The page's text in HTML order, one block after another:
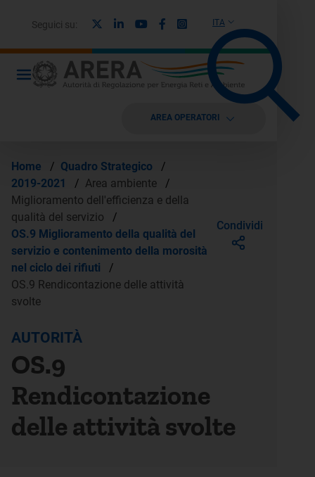
ITA
Seguici su: LinkedinYoutubeFacebook
Instagram
AREA OPERATORI
Home / Quadro Strategico
/
2019-2021
/ Area ambiente
/
Miglioramento dell'efficienza e della
qualità del servizio
/
OS.9 Miglioramento della qualità del
servizio e contenimento della morosità
nel ciclo dei rifiuti
/
OS.9 Rendicontazione delle attività
svolte
Condividi
AUTORITÀ
OS.9
Rendicontazione
delle attività svolte